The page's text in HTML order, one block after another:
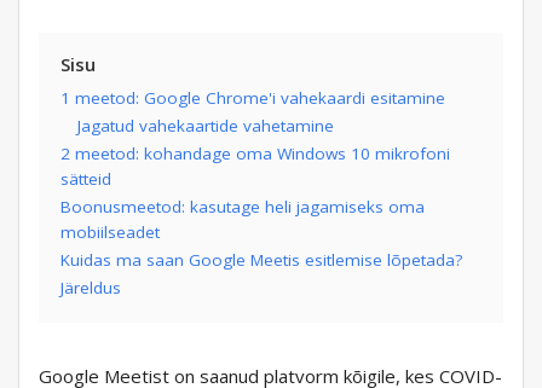
Sisu
1 meetod: Google Chrome'i vahekaardi esitamine
Jagatud vahekaartide vahetamine
2 meetod: kohandage oma Windows 10 mikrofoni
sätteid
Boonusmeetod: kasutage heli jagamiseks oma
mobiilseadet
Kuidas ma saan Google Meetis esitlemise lõpetada?
Järeldus
Google Meetist on saanud platvorm kõigile, kes COVID-